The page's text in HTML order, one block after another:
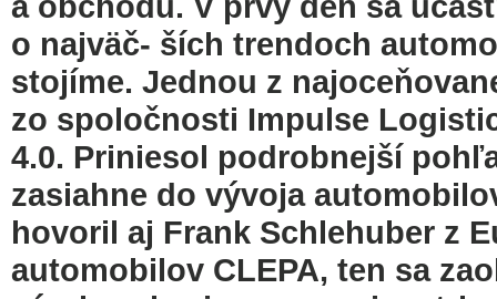
o najväč- ších trendoch
stojíme. Jednou z
zo spoločnosti Impulse
4.0. Priniesol podrobnejší
zasiahne do vývoja
hovoril aj Frank Schlehuber z
automobilov CLEPA, ten sa